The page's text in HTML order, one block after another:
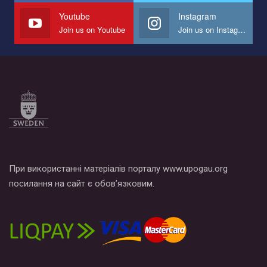
СОГИ в Украине.
Все, что вам нужно сделать - это зайти на наш канал YouTube
по этой ссылке и поставить лайк под видео.
Youtube
Join us on Youtube
Instagram
Join us on Instagram
При використанні матеріалів порталу www.upogau.org
посилання на сайт є обов’язковим.